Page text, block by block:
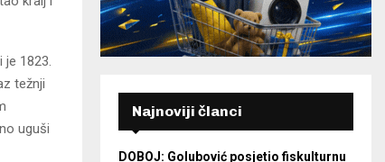
je 1823.
težnji
uguši
Najnoviji članci
DOBOJ: Golubović posjetio fiskulturnu